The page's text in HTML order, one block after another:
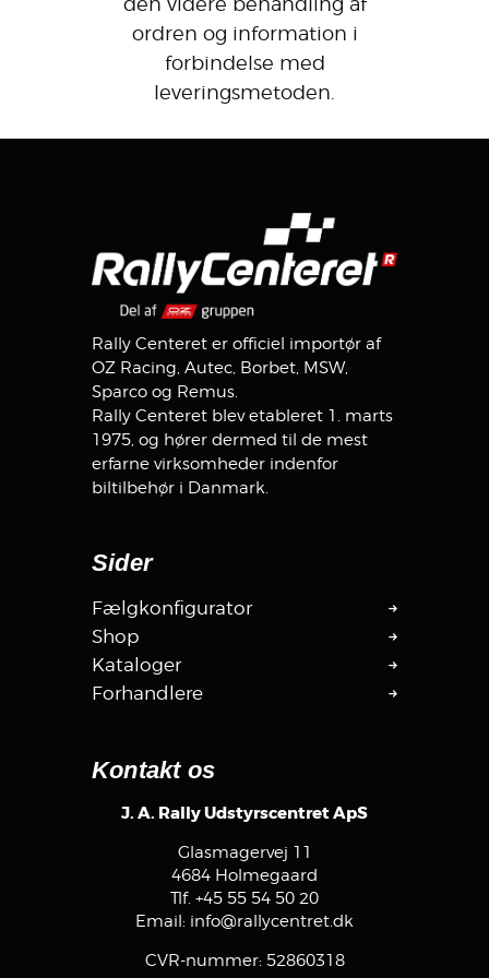
ordren og information i
forbindelse med
leveringsmetoden.
Rally Centeret er officiel importør af
OZ Racing, Autec, Borbet, MSW,
Sparco og Remus.
Rally Centeret blev etableret 1. marts
1975, og hører dermed til de mest
erfarne virksomheder indenfor
biltilbehør i Danmark.
Sider
Fælgkonfigurator
Shop
Kataloger
Forhandlere
Kontakt os
J. A. Rally Udstyrscentret ApS
Glasmagervej 11
4684 Holmegaard
Tlf. +45 55 54 50 20
Email: info@rallycentret.dk
CVR-nummer: 52860318